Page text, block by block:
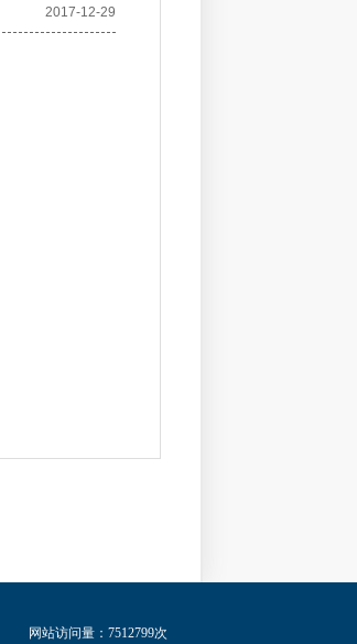
2017-12-29
网站访问量：7512799次